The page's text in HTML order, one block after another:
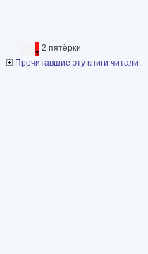
2 пятёрки
Прочитавшие эту книги читали: